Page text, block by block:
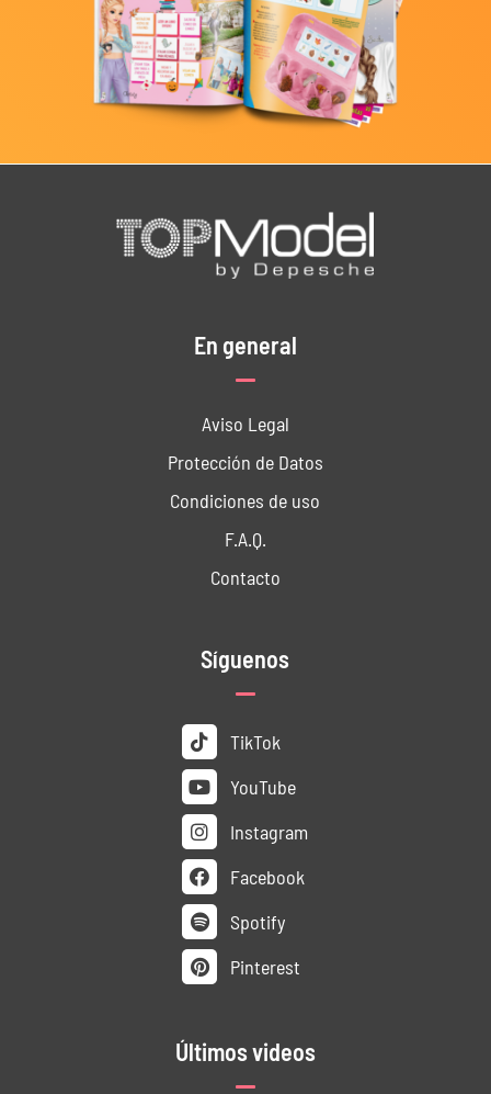
En general
Aviso Legal
Protección de Datos
Condiciones de uso
F.A.Q.
Contacto
Síguenos
TikTok
YouTube
Instagram
Facebook
Spotify
Pinterest
Últimos videos